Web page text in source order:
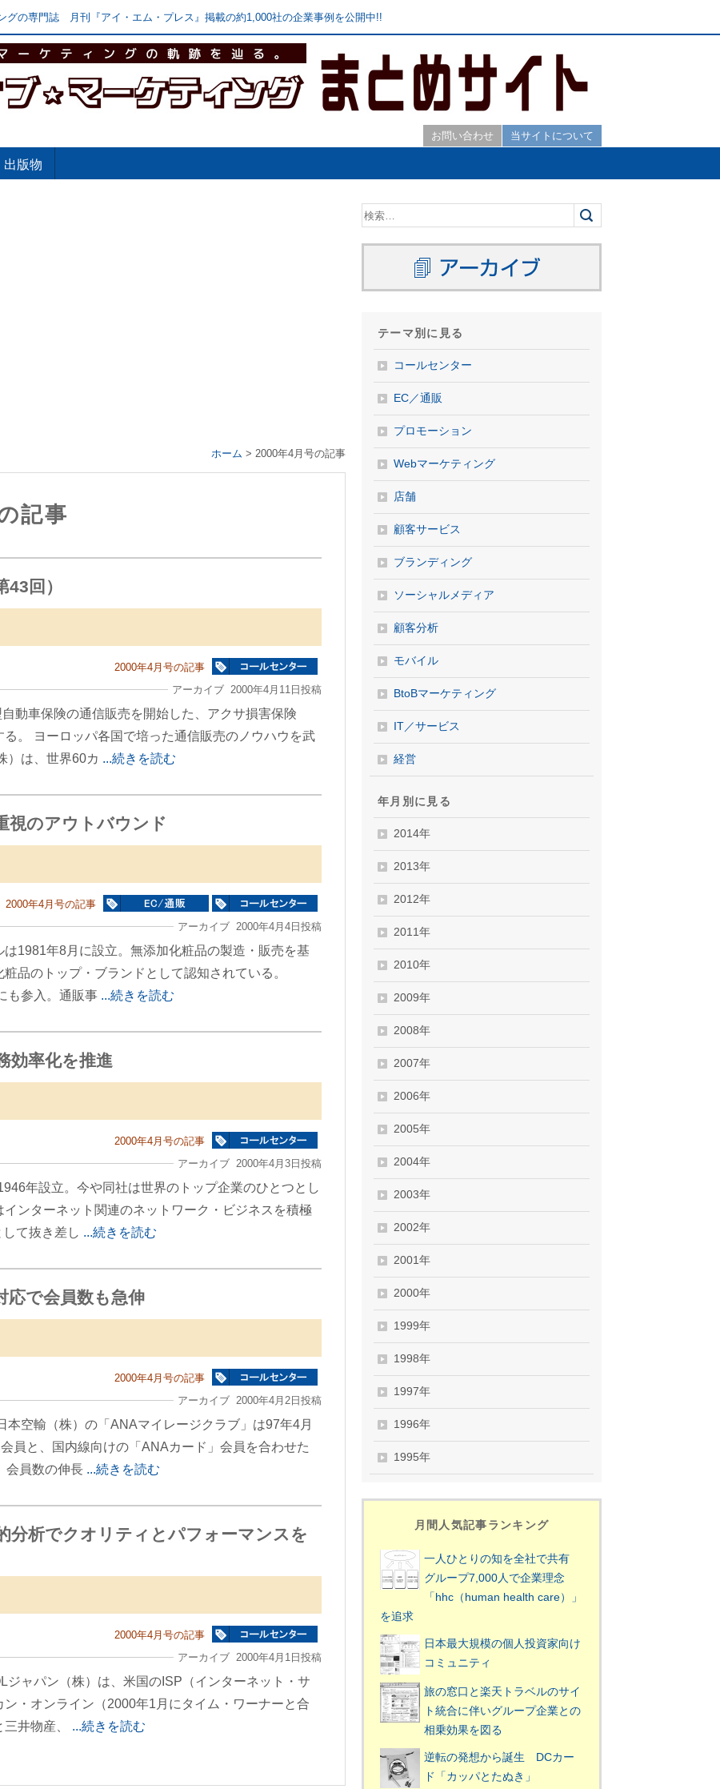
グの専門誌 月刊『アイ・エム・プレス』掲載の約1,000社の企業事例を公開中!!
お問い合わせ 当サイトについて
出版物
ホーム > 2000年4月号の記事
記事
回）
2000年4月号の記事
アーカイブ 2000年4月11日投稿
動車保険の通信販売を開始した、アクサ損害保険
る。 ヨーロッパ各国で培った通信販売のノウハウを武
は、世界60カ ...続きを読む
視のアウトバウンド
2000年4月号の記事
アーカイブ 2000年4月4日投稿
1981年8月に設立。無添加化粧品の製造・販売を基
粧品のトップ・ブランドとして認知されている。
も参入。通販事 ...続きを読む
効率化を推進
2000年4月号の記事
アーカイブ 2000年4月3日投稿
年設立。今や同社は世界のトップ企業のひとつとし
ンターネット関連のネットワーク・ビジネスを積極
て抜き差し ...続きを読む
応で会員数も急伸
2000年4月号の記事
アーカイブ 2000年4月2日投稿
空輸（株）の「ANAマイレージクラブ」は97年4月
員と、国内線向けの「ANAカード」会員を合わせた
会員数の伸長 ...続きを読む
分析でクオリティとパフォーマンスを
2000年4月号の記事
アーカイブ 2000年4月1日投稿
ャパン（株）は、米国のISP（インターネット・サ
・オンライン（2000年1月にタイム・ワーナーと合
井物産、 ...続きを読む
テーマ別に見る
コールセンター
EC／通販
プロモーション
Webマーケティング
店舗
顧客サービス
ブランディング
ソーシャルメディア
顧客分析
モバイル
BtoBマーケティング
IT／サービス
経営
年月別に見る
2014年
2013年
2012年
2011年
2010年
2009年
2008年
2007年
2006年
2005年
2004年
2003年
2002年
2001年
2000年
1999年
1998年
1997年
1996年
1995年
月間人気記事ランキング
一人ひとりの知を全社で共有
グループ7,000人で企業理念
「hhc（human health care）」
を追求
日本最大規模の個人投資家向け
コミュニティ
旅の窓口と楽天トラベルのサイ
ト統合に伴いグループ企業との
相乗効果を図る
逆転の発想から誕生 DCカー
ド「カッパとたぬき」